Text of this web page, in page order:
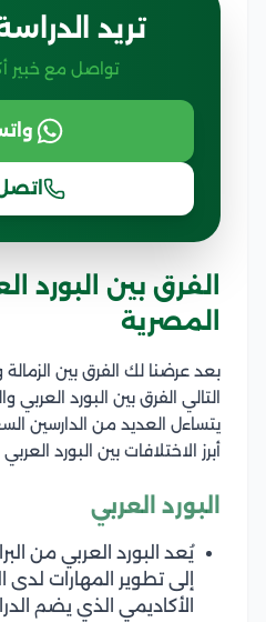
تريد
تواصل مع خبير
اتصل
الفرق بين البورد
المصرية
بعد عرضنا لك الفرق بين
التالي الفرق بين البورد العربي
يتساءل العديد من الدارسين
أبرز الاختلافات بين البورد
البورد العربي
يُعد البورد العربي من
إلى تطوير المهارات
الأكاديمي الذي يضم